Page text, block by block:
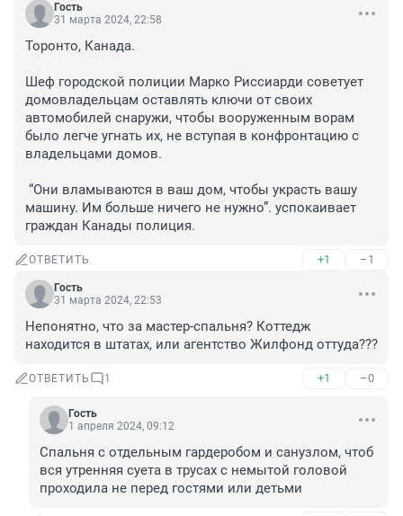
Гость
31 марта 2024, 22:58
Торонто, Канада.
Шеф городской полиции Марко Риссиарди советует
домовладельцам оставлять ключи от своих
автомобилей снаружи, чтобы вооруженным ворам
было легче угнать их, не вступая в конфронтацию с
владельцами домов.
“Они вламываются в ваш дом, чтобы украсть вашу
машину. Им больше ничего не нужно”. успокаивает
граждан Канады полиция.
ОТВЕТИТЬ +1 –1
Гость
31 марта 2024, 22:53
Непонятно, что за мастер-спальня? Коттедж
находится в штатах, или агентство Жилфонд оттуда???
ОТВЕТИТЬ 1 +1 –0
Гость
1 апреля 2024, 09:12
Спальня с отдельным гардеробом и санузлом, чтоб
вся утренняя суета в трусах с немытой головой
проходила не перед гостями или детьми